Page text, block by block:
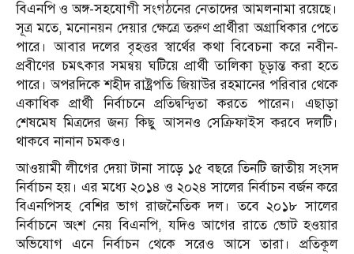
বিএনপি ও অঙ্গ-সহযোগী সংগঠনের নেতাদের আমলনামা রয়েছে।
সূত্র মতে, মনোনয়ন দেয়ার ক্ষেত্রে তরুণ প্রার্থীরা অগ্রাধিকার পেতে
পারে। আবার দলের বৃহত্তর স্বার্থের কথা বিবেচনা করে নবীন-
প্রবীণের চমৎকার সমন্বয় ঘটিয়ে প্রার্থী তালিকা চূড়ান্ত করা হতে
পারে। অপরদিকে শহীদ রাষ্ট্রপতি জিয়াউর রহমানের পরিবার থেকে
একাধিক প্রার্থী নির্বাচনে প্রতিদ্বন্দ্বিতা করতে পারেন। এছাড়া
শেষমেষ মিত্রদের জন্য কিছু আসনও সেক্রিফাইস করবে দলটি।
থাকবে নানান চমকও।
আওয়ামী লীগের দেয়া টানা সাড়ে ১৫ বছরে তিনটি জাতীয় সংসদ
নির্বাচন হয়। এর মধ্যে ২০১৪ ও ২০২৪ সালের নির্বাচন বর্জন করে
বিএনপিসহ বেশির ভাগ রাজনৈতিক দল। তবে ২০১৮ সালের
নির্বাচনে অংশ নেয় বিএনপি, যদিও আগের রাতে ভোট হওয়ার
অভিযোগ এনে নির্বাচন থেকে সরেও আসে তারা। প্রতিকূল